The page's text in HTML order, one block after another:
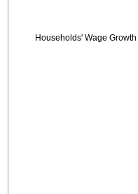
Households' Wage